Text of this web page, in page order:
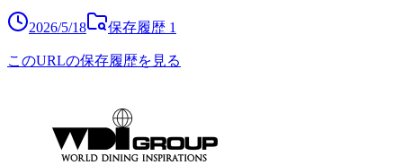
2026/5/18 保存履歴 1
このURLの保存履歴を見る